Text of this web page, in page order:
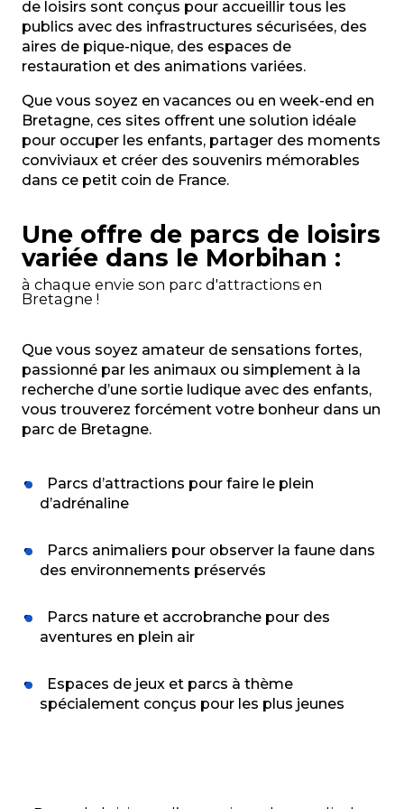
TrampÔforest® Park Vannes
Base de loisirs Moulin Neuf Aventure
Celt’Aventures - Parcours Acrobatiques
Parc du P'tit Délire
de loisirs sont conçus pour accueillir tous les
publics avec des infrastructures sécurisées, des
aires de pique-nique, des espaces de
restauration et des animations variées.
Que vous soyez en vacances ou en week-end en
Bretagne, ces sites offrent une solution idéale
pour occuper les enfants, partager des moments
conviviaux et créer des souvenirs mémorables
dans ce petit coin de France.
Une offre de parcs de loisirs
variée dans le Morbihan :
à chaque envie son parc d'attractions en
Bretagne !
Que vous soyez amateur de sensations fortes,
passionné par les animaux ou simplement à la
recherche d’une sortie ludique avec des enfants,
vous trouverez forcément votre bonheur dans un
parc de Bretagne.
Parcs d’attractions pour faire le plein
d’adrénaline
Parcs animaliers pour observer la faune dans
des environnements préservés
Parcs nature et accrobranche pour des
aventures en plein air
Espaces de jeux et parcs à thème
spécialement conçus pour les plus jeunes